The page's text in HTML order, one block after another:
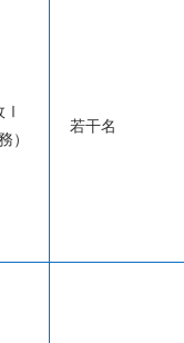
Ⅰ
）
若干名